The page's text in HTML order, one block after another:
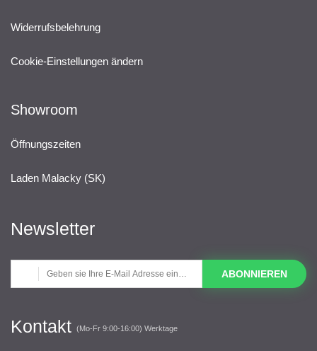
Widerrufsbelehrung
Cookie-Einstellungen ändern
Showroom
Öffnungszeiten
Laden Malacky (SK)
Newsletter
ABONNIEREN
Kontakt (Mo-Fr 9:00-16:00) Werktage